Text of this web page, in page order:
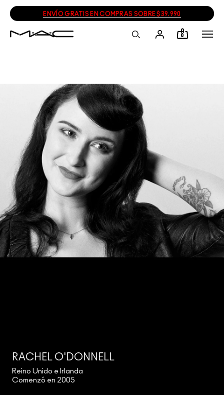
ENVÍO GRATIS EN COMPRAS SOBRE $39.990
0
RACHEL O'DONNELL
Reino Unido e Irlanda
Comenzó en 2005